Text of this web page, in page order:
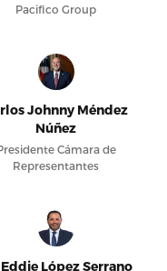
Pacifico Group
Johnny Méndez
Núñez
Cámara de
Representantes
López Serrano